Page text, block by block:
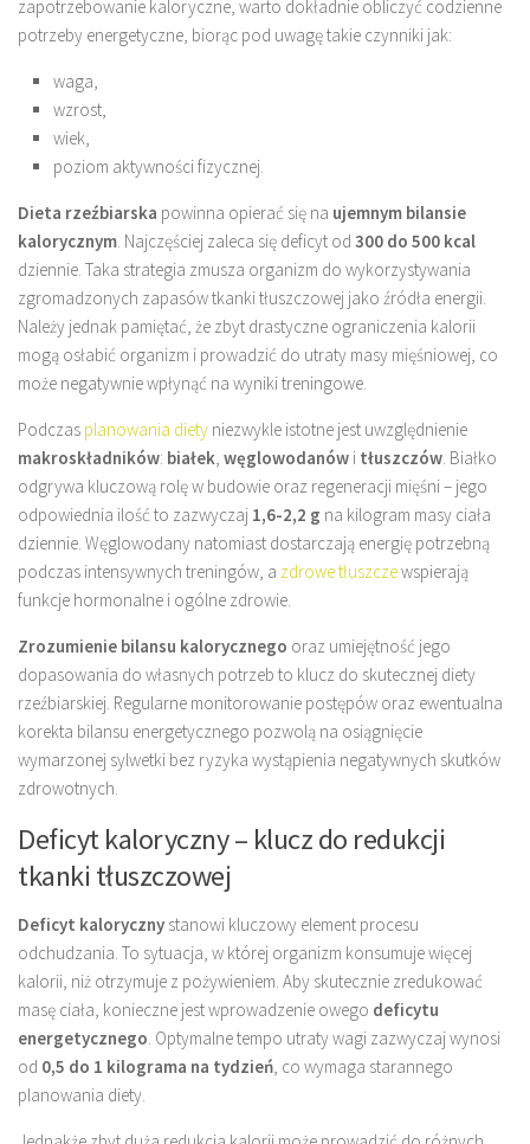
zapotrzebowanie kaloryczne, warto dokładnie obliczyć codzienne
potrzeby energetyczne, biorąc pod uwagę takie czynniki jak:
waga,
wzrost,
wiek,
poziom aktywności fizycznej.
Dieta rzeźbiarska powinna opierać się na ujemnym bilansie
kalorycznym. Najczęściej zaleca się deficyt od 300 do 500 kcal
dziennie. Taka strategia zmusza organizm do wykorzystywania
zgromadzonych zapasów tkanki tłuszczowej jako źródła energii.
Należy jednak pamiętać, że zbyt drastyczne ograniczenia kalorii
mogą osłabić organizm i prowadzić do utraty masy mięśniowej, co
może negatywnie wpłynąć na wyniki treningowe.
Podczas planowania diety niezwykle istotne jest uwzględnienie
makroskładników: białek, węglowodanów i tłuszczów. Białko
odgrywa kluczową rolę w budowie oraz regeneracji mięśni – jego
odpowiednia ilość to zazwyczaj 1,6-2,2 g na kilogram masy ciała
dziennie. Węglowodany natomiast dostarczają energię potrzebną
podczas intensywnych treningów, a zdrowe tłuszczewspierają
funkcje hormonalne i ogólne zdrowie.
Zrozumienie bilansu kalorycznego oraz umiejętność jego
dopasowania do własnych potrzeb to klucz do skutecznej diety
rzeźbiarskiej. Regularne monitorowanie postępów oraz ewentualna
korekta bilansu energetycznego pozwolą na osiągnięcie
wymarzonej sylwetki bez ryzyka wystąpienia negatywnych skutków
zdrowotnych.
Deficyt kaloryczny – klucz do redukcji
tkanki tłuszczowej
Deficyt kaloryczny stanowi kluczowy element procesu
odchudzania. To sytuacja, w której organizm konsumuje więcej
kalorii, niż otrzymuje z pożywieniem. Aby skutecznie zredukować
masę ciała, konieczne jest wprowadzenie owego deficytu
energetycznego. Optymalne tempo utraty wagi zazwyczaj wynosi
od 0,5 do 1 kilograma na tydzień, co wymaga starannego
planowania diety.